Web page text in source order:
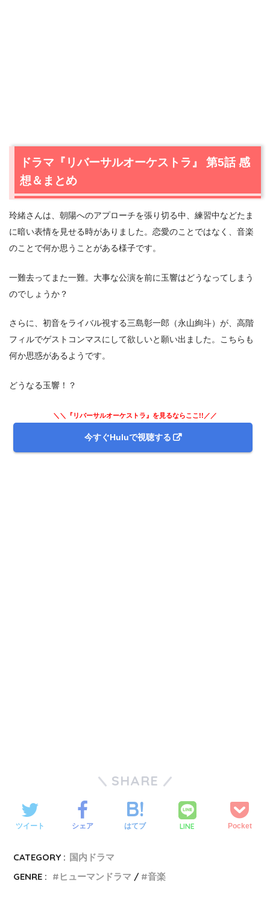
ドラマ『リバーサルオーケストラ』 第5話 感
想＆まとめ
玲緒さんは、朝陽へのアプローチを張り切る中、練習中などたま
に暗い表情を見せる時がありました。恋愛のことではなく、音楽
のことで何か思うことがある様子です。
一難去ってまた一難。大事な公演を前に玉響はどうなってしまう
のでしょうか？
さらに、初音をライバル視する三島彰一郎（永山絢斗）が、高階
フィルでゲストコンマスにして欲しいと願い出ました。こちらも
何か思惑があるようです。
どうなる玉響！？
＼＼『リバーサルオーケストラ』を見るならここ!!／／
今すぐHuluで視聴する
SHARE
ツイート シェア はてブ LINE Pocket
CATEGORY : 国内ドラマ
GENRE :
ヒューマンドラマ 音楽